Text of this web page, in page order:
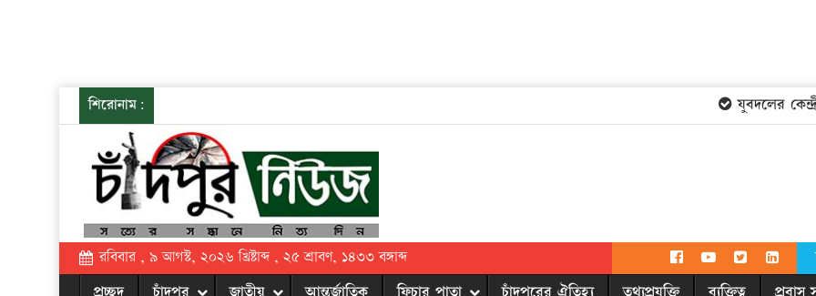
শিরোনাম: যুবদলের
রবিবার , ৯ আগস্ট, ২০২৬ খ্রিষ্টাব্দ , ২৫ শ্রাবণ, ১৪৩৩ বঙ্গাব্দ